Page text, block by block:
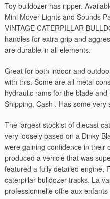
Toy bulldozer has ripper.
Mini Mover Lights and Sounds
VINTAGE CATERPILLAR
handles for extra grip and
are durable in all elements.
Great for both indoor and
with this. Some are all metal
hydraulic rams for the blade
Shipping, Cash . Has some very
The largest stockist of diecast
very loosely based on a Dinky
were gaining confidence in their
produced a vehicle that was
featured a fully detailed engine.
caterpillar bulldozer tracks. La
professionnelle offre aux